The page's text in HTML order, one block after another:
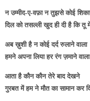
न उम्मीद-ए-वफ़ा न तुझसे कोई
दिल को तसल्ली खुद ही दी है कि तू
अब ख़ुशी है न कोई दर्द रुलाने वाला
हमने अपना लिया हर रंग ज़माने वाला
आता है कौन कौन तेरे बाद देखने
गुरबत में हम ने मौत का सामान कर